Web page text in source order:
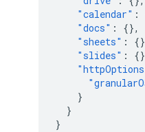
"calendar" :
"docs" :
{},
"sheets" :
"slides" :
}
}
}